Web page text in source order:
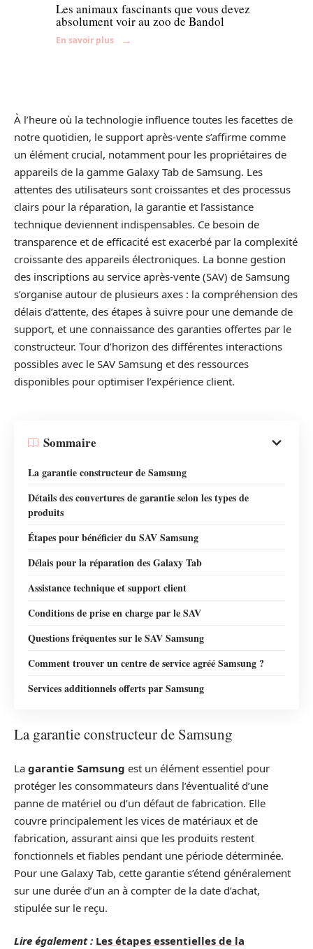
Les animaux fascinants que vous devez
absolument voir au zoo de Bandol
En savoir plus
À l’heure où la technologie influence toutes les facettes de
notre quotidien, le support après-vente s’affirme comme
un élément crucial, notamment pour les propriétaires de
appareils de la gamme Galaxy Tab de Samsung. Les
attentes des utilisateurs sont croissantes et des processus
clairs pour la réparation, la garantie et l’assistance
technique deviennent indispensables. Ce besoin de
transparence et de efficacité est exacerbé par la complexité
croissante des appareils électroniques. La bonne gestion
des inscriptions au service après-vente (SAV) de Samsung
s’organise autour de plusieurs axes : la compréhension des
délais d’attente, des étapes à suivre pour une demande de
support, et une connaissance des garanties offertes par le
constructeur. Tour d’horizon des différentes interactions
possibles avec le SAV Samsung et des ressources
disponibles pour optimiser l’expérience client.
Sommaire
La garantie constructeur de Samsung
Détails des couvertures de garantie selon les types de
produits
Étapes pour bénéficier du SAV Samsung
Délais pour la réparation des Galaxy Tab
Assistance technique et support client
Conditions de prise en charge par le SAV
Questions fréquentes sur le SAV Samsung
Comment trouver un centre de service agréé Samsung ?
Services additionnels offerts par Samsung
La garantie constructeur de Samsung
La garantie Samsung est un élément essentiel pour
protéger les consommateurs dans l’éventualité d’une
panne de matériel ou d’un défaut de fabrication. Elle
couvre principalement les vices de matériaux et de
fabrication, assurant ainsi que les produits restent
fonctionnels et fiables pendant une période déterminée.
Pour une Galaxy Tab, cette garantie s’étend généralement
sur une durée d’un an à compter de la date d’achat,
stipulée sur le reçu.
Lire également : Les étapes essentielles de la